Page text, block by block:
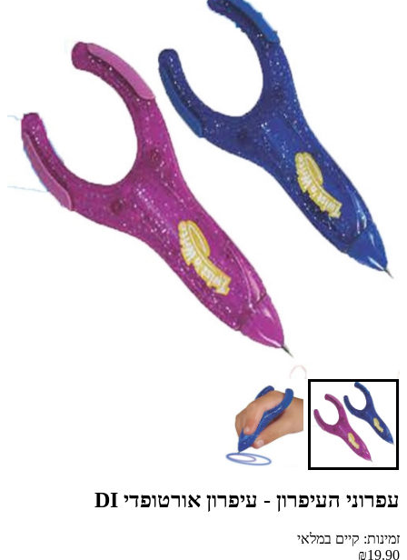
עפרוני העיפרון - עיפרון אורטופדי DI
זמינות: קיים במלאי
₪19.90